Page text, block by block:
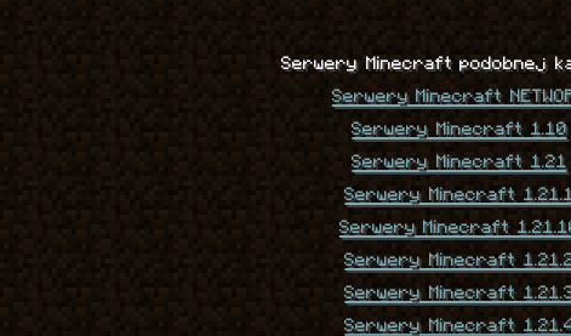
Serwery Minecraft podobnej
Serwery Minecraft
Serwery Minecraft 1.10
Serwery Minecraft 1.21
Serwery Minecraft
Serwery Minecraft
Serwery Minecraft
Serwery Minecraft
Serwery Minecraft